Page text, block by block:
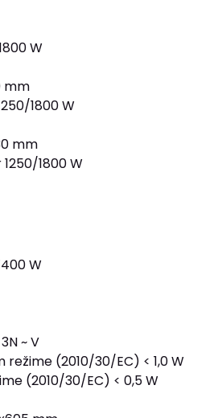
W
mm
1800 W
mm
1800 W
W
~ V
(2010/30/EC) < 1,0 W
(2010/30/EC) < 0,5 W